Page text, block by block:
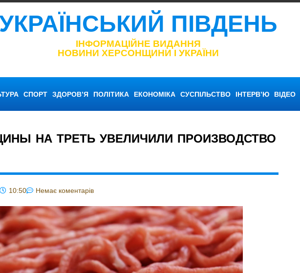
ПІВДЕНЬ
ІНФОРМАЦІЙНЕ ВИДАННЯ
НОВИНИ ХЕРСОНЩИНИ І УКРАЇНИ
СПОРТ ЗДОРОВ’Я ПОЛІТИКА ЕКОНОМІКА СУСПІЛЬСТВО ІНТЕРВ’Ю ВІДЕО
НА ТРЕТЬ УВЕЛИЧИЛИ ПРОИЗВОДСТВО
10:50 Немає коментарів